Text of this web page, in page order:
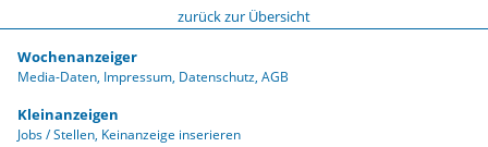
zurück zur Übersicht
Wochenanzeiger
Media-Daten Impressum Datenschutz AGB
Kleinanzeigen
Jobs / Stellen Keinanzeige inserieren